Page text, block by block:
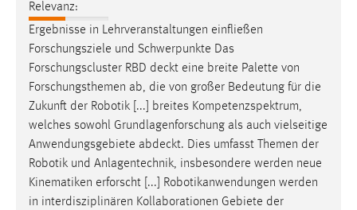
Relevanz:
Ergebnisse in Lehrveranstaltungen einfließen
Forschungsziele und Schwerpunkte Das
Forschungscluster RBD deckt eine breite Palette von
Forschungsthemen ab, die von großer Bedeutung für die
Zukunft der Robotik [...] breites Kompetenzspektrum,
welches sowohl Grundlagenforschung als auch vielseitige
Anwendungsgebiete abdeckt. Dies umfasst Themen der
Robotik und Anlagentechnik, insbesondere werden neue
Kinematiken erforscht [...] Robotikanwendungen werden
in interdisziplinären Kollaborationen Gebiete der
einloggen zu können.
Cookie Laufzeit:
24 Stunden
STATISTIK
Statistik Cookies erfassen Informationen anonym.
Diese Informationen helfen uns zu verstehen, wie
unsere Besucher unsere Website nutzen.